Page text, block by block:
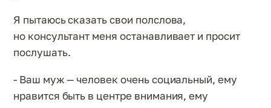
Я пытаюсь сказать свои полслова,
но консультант меня останавливает и просит
послушать.
- Ваш муж — человек очень социальный, ему
нравится быть в центре внимания, ему